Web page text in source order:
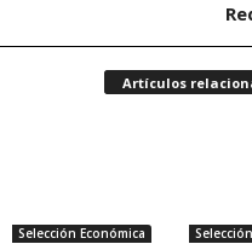
Artículos
Selección Económica